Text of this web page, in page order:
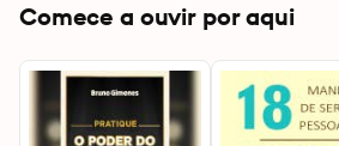
Comece a ouvir por aqui